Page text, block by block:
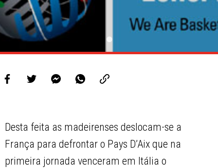
Desta feita as madeirenses deslocam-se a
França para defrontar o Pays D’Aix que na
primeira jornada venceram em Itália o